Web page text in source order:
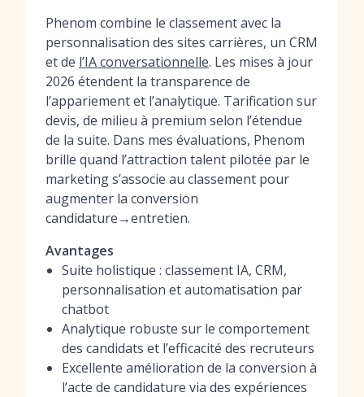
Phenom combine le classement avec la
personnalisation des sites carrières, un CRM
et de l’IA conversationnelle. Les mises à jour
2026 étendent la transparence de
l’appariement et l’analytique. Tarification sur
devis, de milieu à premium selon l’étendue
de la suite. Dans mes évaluations, Phenom
brille quand l’attraction talent pilotée par le
marketing s’associe au classement pour
augmenter la conversion
candidature→entretien.
Avantages
Suite holistique : classement IA, CRM,
personnalisation et automatisation par
chatbot
Analytique robuste sur le comportement
des candidats et l’efficacité des recruteurs
Excellente amélioration de la conversion à
l’acte de candidature via des expériences